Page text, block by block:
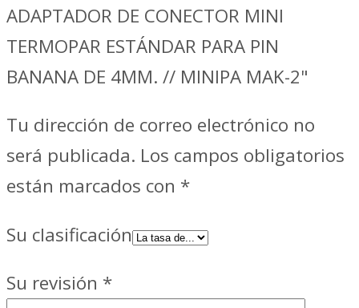
ADAPTADOR DE CONECTOR MINI
TERMOPAR ESTÁNDAR PARA PIN
BANANA DE 4MM. // MINIPA MAK-2"
Tu dirección de correo electrónico no
será publicada. Los campos obligatorios
están marcados con *
Su clasificación
Su revisión *